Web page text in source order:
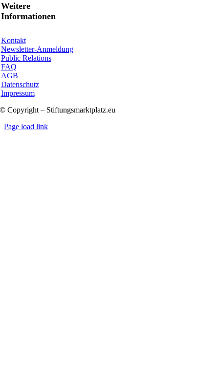
Weitere
Informationen
Kontakt
Newsletter-Anmeldung
Public Relations
FAQ
AGB
Datenschutz
Impressum
© Copyright – Stiftungsmarktplatz.eu
Page load link